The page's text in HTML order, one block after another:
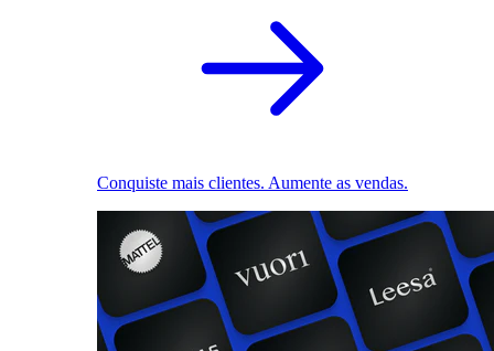
Conquiste mais clientes. Aumente as vendas.